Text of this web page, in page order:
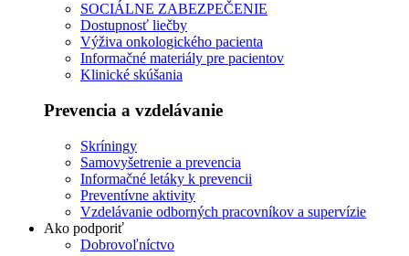
SOCIÁLNE ZABEZPEČENIE
Dostupnosť liečby
Výživa onkologického pacienta
Informačné materiály pre pacientov
Klinické skúšania
Prevencia a vzdelávanie
Skríningy
Samovyšetrenie a prevencia
Informačné letáky k prevencii
Preventívne aktivity
Vzdelávanie odborných pracovníkov a supervízie
Ako podporiť
Dobrovoľníctvo